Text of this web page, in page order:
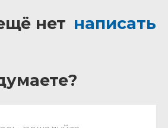
нет написать